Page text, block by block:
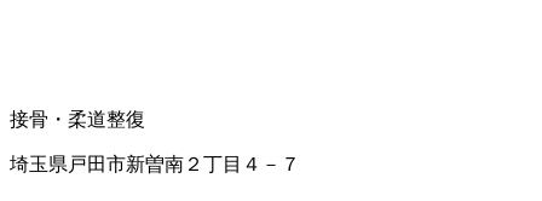
接骨・柔道整復
埼玉県戸田市新曽南２丁目４－７